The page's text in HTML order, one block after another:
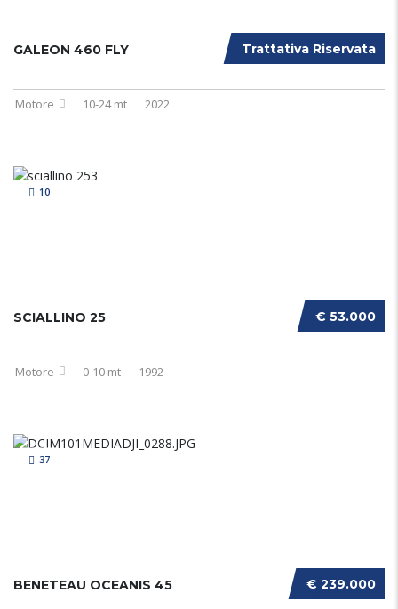
Trattativa Riservata
GALEON 460 FLY
Motore 10-24 mt 2022
10
€ 53.000
SCIALLINO 25
Motore 0-10 mt 1992
37
€ 239.000
BENETEAU OCEANIS 45